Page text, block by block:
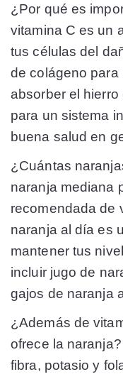
¿Por qué es
vitamina C es un
tus células del
de colágeno para
absorber el
para un sistema
buena salud en
¿Cuántas
naranja mediana
recomendada de
naranja al día es
mantener tus
incluir jugo de
gajos de naranja
¿Además de
ofrece la
fibra, potasio y